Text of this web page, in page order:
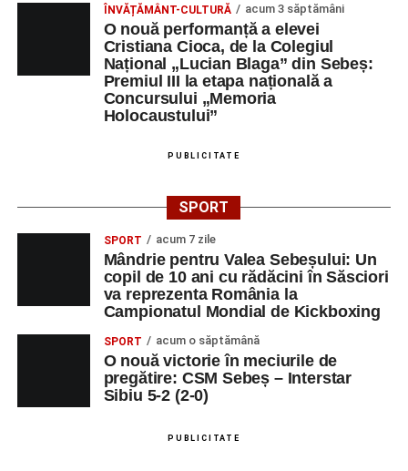
ÎNVĂȚĂMÂNT-CULTURĂ acum 3 săptămâni
O nouă performanță a elevei
Cristiana Cioca, de la Colegiul
Național „Lucian Blaga” din Sebeș:
Premiul III la etapa națională a
Concursului „Memoria
Holocaustului”
PUBLICITATE
SPORT
SPORT acum 7 zile
Mândrie pentru Valea Sebeșului: Un
copil de 10 ani cu rădăcini în Săsciori
va reprezenta România la
Campionatul Mondial de Kickboxing
SPORT acum o săptămână
O nouă victorie în meciurile de
pregătire: CSM Sebeș – Interstar
Sibiu 5-2 (2-0)
PUBLICITATE